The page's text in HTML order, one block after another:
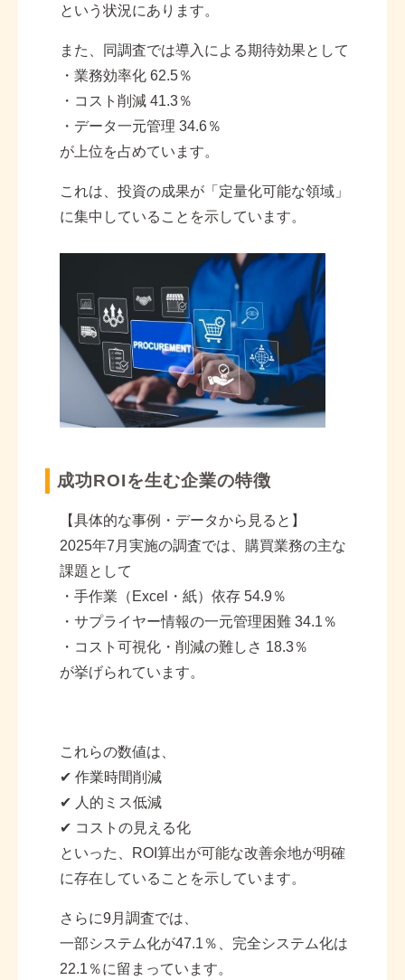
という状況にあります。
また、同調査では導入による期待効果として
・業務効率化 62.5％
・コスト削減 41.3％
・データ一元管理 34.6％
が上位を占めています。
これは、投資の成果が「定量化可能な領域」
に集中していることを示しています。
成功ROIを生む企業の特徴
【具体的な事例・データから見ると】
2025年7 月実施の調査では、購買業務の主な
課題として
・手作業（ Excel ・紙）依存 54.9％
・サプライヤー情報の一元管理困難 34.1 ％
・コスト可視化・削減の難しさ 18.3％
が挙げられています。
これらの数値は、
✔ 作業時間削減
✔ 人的ミス低減
✔ コストの見える化
といった、
ROI 算出が可能な改善余地が明確
に存在していることを示しています。
さらに9月調査では、
一部システム化が47.1 ％、完全システム化は
22.1 ％に留まっています。